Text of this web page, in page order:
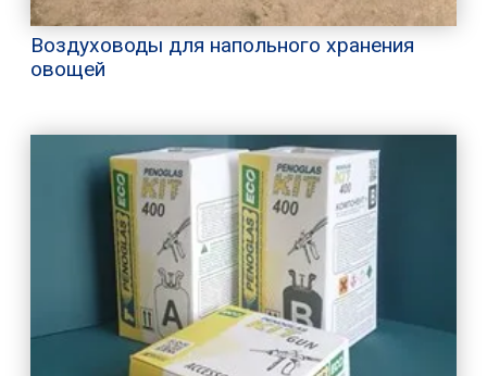
Воздуховоды для напольного хранения
овощей